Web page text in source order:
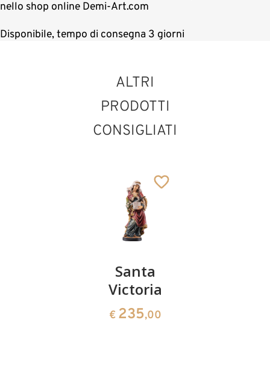
nello shop online Demi-Art.com
Disponibile, tempo di consegna 3 giorni
ALTRI
PRODOTTI
CONSIGLIATI
Santa
Victoria
€ 235,00